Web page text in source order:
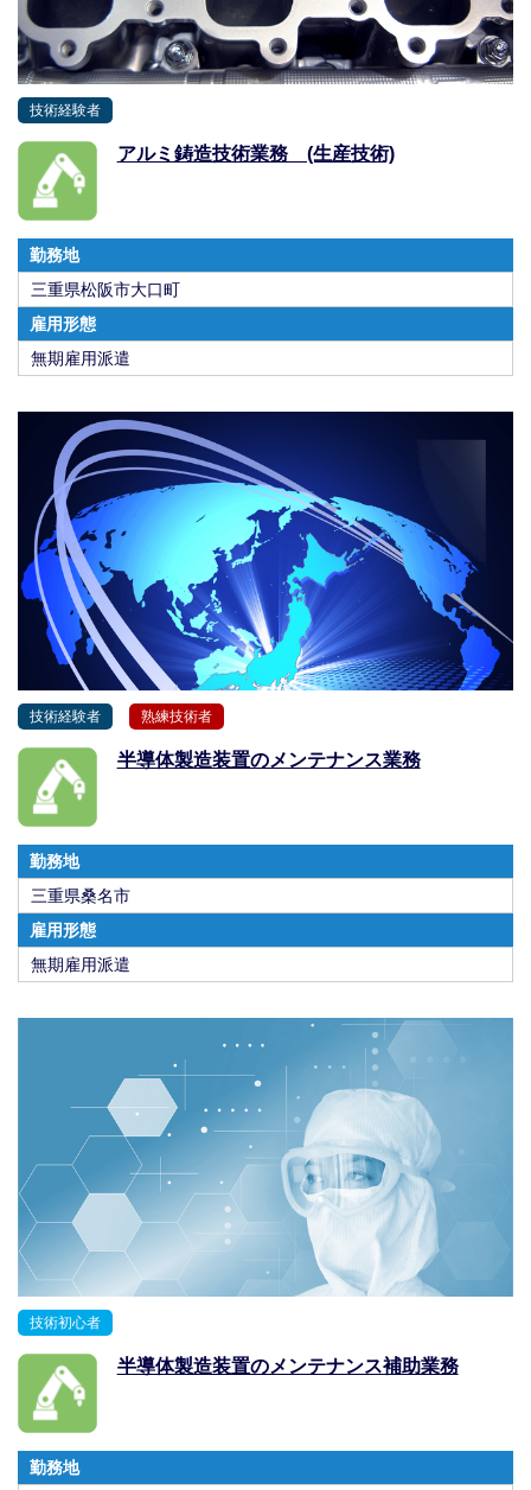
技術経験者
アルミ鋳造技術業務 (生産技術)
勤務地
三重県松阪市大口町
雇用形態
無期雇用派遣
技術経験者 熟練技術者
半導体製造装置のメンテナンス業務
勤務地
三重県桑名市
雇用形態
無期雇用派遣
技術初心者
半導体製造装置のメンテナンス補助業務
勤務地